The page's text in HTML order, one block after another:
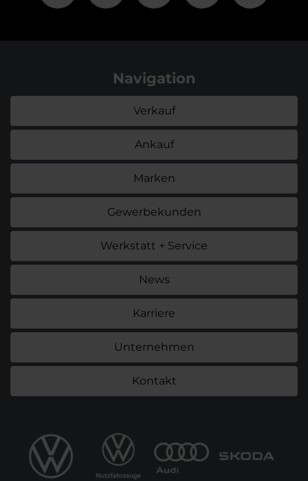
Navigation
Verkauf
Ankauf
Marken
Gewerbekunden
Werkstatt + Service
News
Karriere
Unternehmen
Kontakt